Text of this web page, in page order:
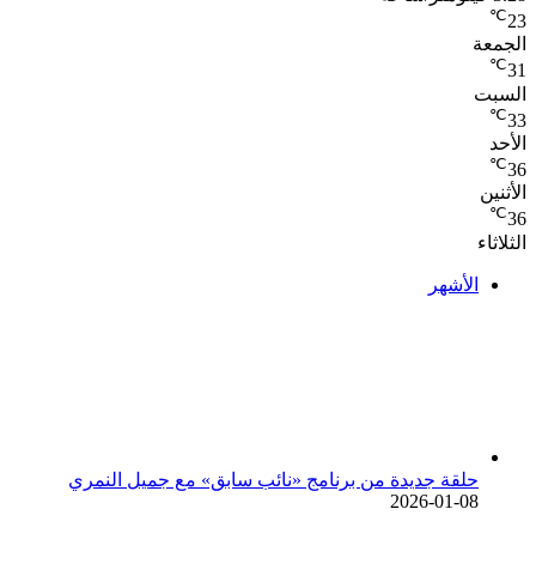
23
℃
الجمعة
31
℃
السبت
33
℃
الأحد
36
℃
الأثنين
36
℃
الثلاثاء
الأشهر
حلقة جديدة من برنامج «نائب سابق» مع جميل النمري
2026-01-08